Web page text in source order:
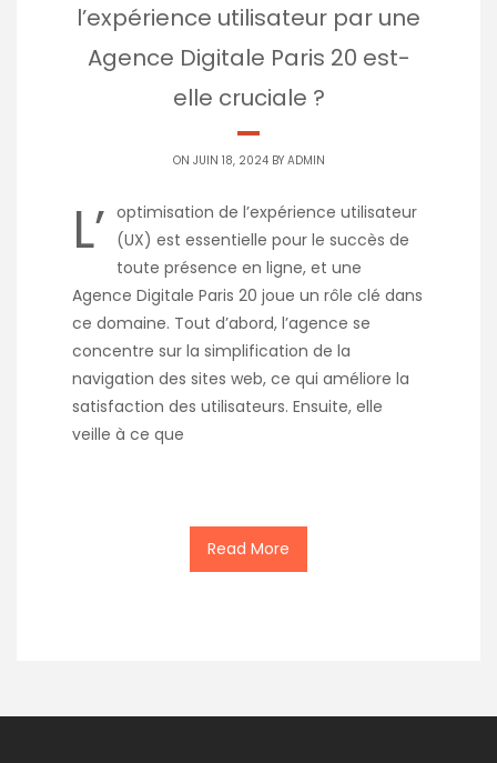
l’expérience utilisateur par une
Agence Digitale Paris 20 est-
elle cruciale ?
ON JUIN 18, 2024 BY ADMIN
L’ optimisation de l’expérience utilisateur
(UX) est essentielle pour le succès de
toute présence en ligne, et une
Agence Digitale Paris 20 joue un rôle clé dans
ce domaine. Tout d’abord, l’agence se
concentre sur la simplification de la
navigation des sites web, ce qui améliore la
satisfaction des utilisateurs. Ensuite, elle
veille à ce que
Read More